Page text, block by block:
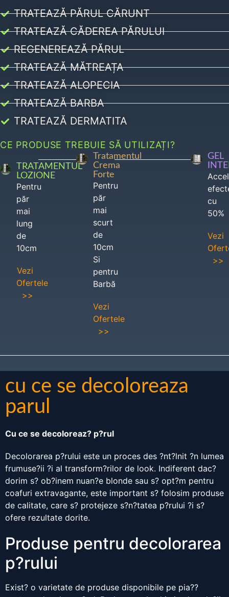
TRATEAZĂ PĂRUL CĂRUNT
TRATEAZĂ CĂDEREA PĂRULUI
REGENEREAZĂ PĂRUL
TRATEAZĂ MĂTREAȚA
TRATEAZĂ ALOPECIA
TRATEAZĂ BARBA
TRATEAZĂ DERMATITA
CE PRODUSE TREBUIE SĂ UTILIZAȚI?
TRATAMENTUL
LOZIONE
Pentru
păr
mai
lung
de
10cm
Vezi
Ofertele
>>
Tratamentul
Crema
Forte
Pentru
păr
mai
scurt
de
10cm
Si
pentru
Barbă
Vezi
Ofertele
>>
GEL
cu
50%
Vezi
>>
cu ce se decoloreaza
parul
Cu ce se decoloreaz? p?rul
Decolorarea p?rului este un proces des ?nt?lnit ?n lumea
frumuse?ii ?i al transform?rilor de look. Indiferent dac?
dorim s? ob?inem nuan?e blonde sau s? opt?m pentru
coafuri extravagante, este important s? folosim produse
de calitate, care s? protejeze s?n?tatea p?rului ?i s?
ofere rezultate dorite.
Produse pentru decolorarea
p?rului
Exist? o varietate de produse disponibile pe pia??